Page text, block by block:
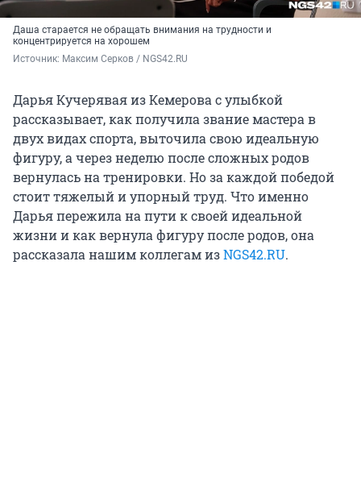
Даша старается не обращать внимания на трудности и
концентрируется на хорошем
Источник: Максим Серков / NGS42.RU
Дарья Кучерявая из Кемерова с улыбкой
рассказывает, как получила звание мастера в
двух видах спорта, выточила свою идеальную
фигуру, а через неделю после сложных родов
вернулась на тренировки. Но за каждой победой
стоит тяжелый и упорный труд. Что именно
Дарья пережила на пути к своей идеальной
жизни и как вернула фигуру после родов, она
рассказала нашим коллегам изNGS42.RU.